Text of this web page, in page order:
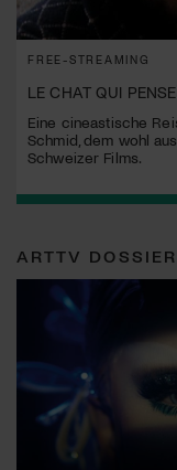
FREE-STREAMING
LE CHAT QUI PENSE
Eine cineastische
Schmid, dem wohl
Schweizer Films.
ARTTV